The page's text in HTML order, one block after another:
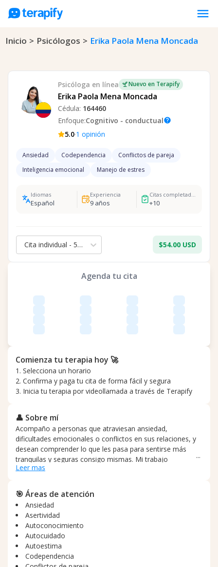
menu
Psicólogos en línea
Opiniones
Empresas
Preguntas frecuentes
Inicio > Psicólogos > Erika Paola Mena Moncada
Psicóloga en línea Nuevo en Terapify
Erika Paola Mena Moncada
Cédula: 164460
Enfoque:Cognitivo - conductualhelp
5.0·1 opinión
Ansiedad Codependencia
Conflictos de pareja
Inteligencia emocional
Manejo de estres
Idiomas
Español
Experiencia
9 años +10
Cita individual - 50 min. $54.00 USD
Agenda tu cita
Comienza tu terapia hoy 🚀
1. Selecciona un horario
2. Confirma y paga tu cita de forma fácil y segura
3. Inicia tu terapia por videollamada a través de Terapify
👤 Sobre mí
Acompaño a personas que atraviesan ansiedad,
dificultades emocionales o conflictos en sus relaciones, y
desean comprender lo que les pasa para sentirse más
tranquilas y seguras consigo mismas. Mi trabajo
terapéutico se basa en un acompañamiento cercano,
sientes sin juicios y aprender herramientas para regular la
ansiedad, fortalecer tu autoestima y construir relaciones
más sanas. Trabajo con procesos de ansiedad,
dependencia emocional y crisis personales. Si estás
buscando un espacio de apoyo, claridad y crecimiento
emocional, estaré encantada de acompañarte.
Leer mas
🎯 Áreas de atención
Ansiedad
Asertividad
Autoconocimiento
Autocuidado
Autoestima
Codependencia